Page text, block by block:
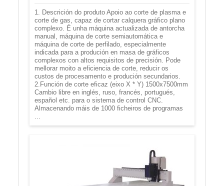
1. Descrición do produto Apoio ao corte de plasma e
corte de gas, capaz de cortar calquera gráfico plano
complexo. É unha máquina actualizada de antorcha
manual, máquina de corte semiautomática e
máquina de corte de perfilado, especialmente
indicada para a produción en masa de gráficos
complexos con altos requisitos de precisión. Pode
mellorar moito a eficiencia de corte, reducir os
custos de procesamento e produción secundarios.
2.Función de corte eficaz (eixo X * Y) 1500x7500mm
Cambio libre en inglés, ruso, francés, portugués,
español etc. para o sistema de control CNC.
Almacenando máis de 1000 ficheiros de programas
...